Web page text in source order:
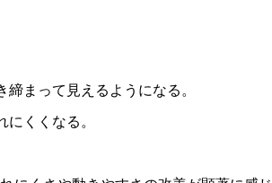
まって見えるようになる。
くくなる。